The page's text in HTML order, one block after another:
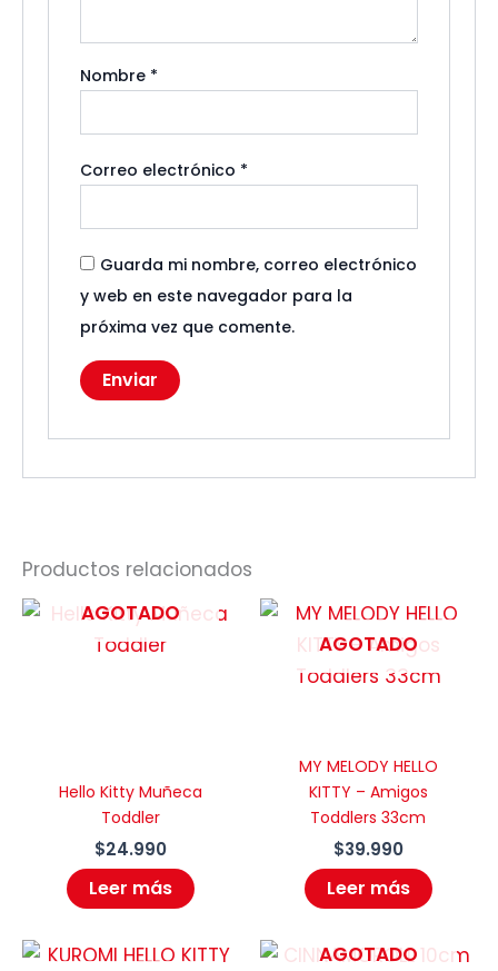
Nombre *
Correo electrónico *
Guarda mi nombre, correo electrónico
y web en este navegador para la
próxima vez que comente.
Productos relacionados
AGOTADO
Hello Kitty Muñeca
Toddler
$24.990
Leer más
AGOTADO
MY MELODY HELLO
KITTY – Amigos
Toddlers 33cm
$39.990
Leer más
AGOTADO